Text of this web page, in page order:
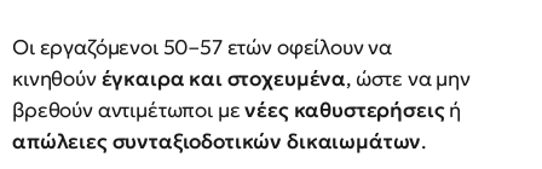
Οι εργαζόμενοι 50–57 ετών οφείλουν να
κινηθούνέγκαιρα και στοχευμένα, ώστε να μην
βρεθούν αντιμέτωποι μενέες καθυστερήσειςή
απώλειες συνταξιοδοτικών δικαιωμάτων.